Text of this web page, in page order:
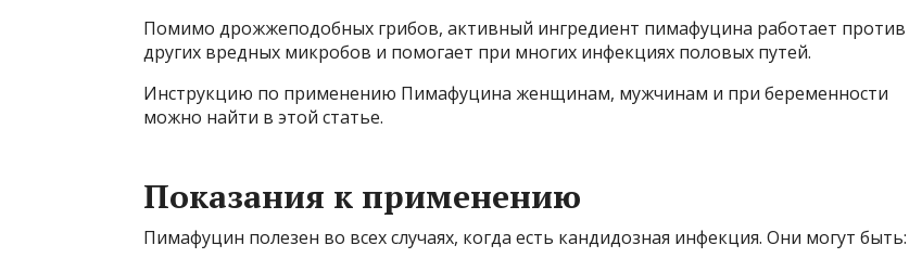
Помимо дрожжеподобных грибов, активный ингредиент пимафуцина работает против
других вредных микробов и помогает при многих инфекциях половых путей.
Инструкцию по применению Пимафуцина женщинам, мужчинам и при беременности
можно найти в этой статье.
Показания к применению
Пимафуцин полезен во всех случаях, когда есть кандидозная инфекция. Они могут быть: